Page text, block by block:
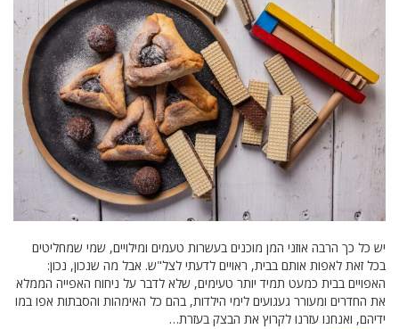
יש כל כך הרבה אוזני המן מוכנים בעשרות טעמים ומילויים, שמי שמחליטים
בכל זאת לאפות אותם בבית, ראויים לדעתי לצל"ש. אבל מה שנכון, נכון:
האפויים בבית כמעט תמיד יותר טעימים, שלא לדבר על ניחוח האפייה הממלא
את החדרים ומעורר געגועים לימי הילדות, בהם כל האימהות והסבתות אפו במו
ידיהם, ואנחנו עזרנו לקרוץ את הבצק בעזרת…